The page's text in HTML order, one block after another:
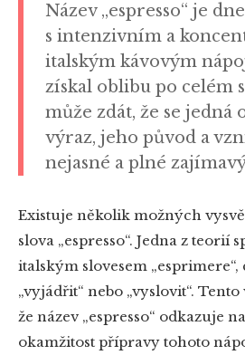
Název „espresso“ je
s intenzivním a
italským kávovým
získal oblibu po celém
může zdát, že se jedná
výraz, jeho původ a
nejasné a plné
Existuje několik možných
slova „espresso“. Jedna z teorií
italským slovesem „esprimere“,
„vyjádřit“ nebo „vyslovit“.
že název „espresso“ odkazuje
okamžitost přípravy tohoto